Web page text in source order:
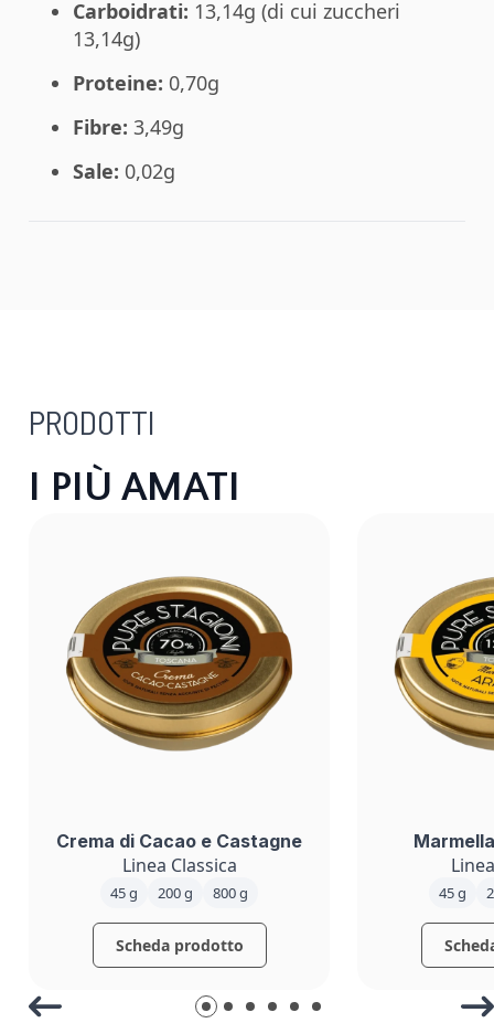
Carboidrati: 13,14g (di cui zuccheri
13,14g)
Proteine: 0,70g
Fibre: 3,49g
Sale: 0,02g
PRODOTTI
I PIÙ AMATI
Crema di Cacao e Castagne
Linea Classica
45 g 200 g 800 g
Scheda prodotto
45 g